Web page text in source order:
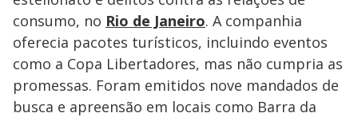
consumo, no Rio de Janeiro. A companhia
oferecia pacotes turísticos, incluindo eventos
como a Copa Libertadores, mas não cumpria as
promessas. Foram emitidos nove mandados de
busca e apreensão em locais como Barra da